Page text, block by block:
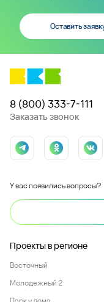
Оставить
8 (800) 333-7-111
Заказать звонок
У вас появились вопросы?
Проекты в регионе
Восточный
Молодежный 2